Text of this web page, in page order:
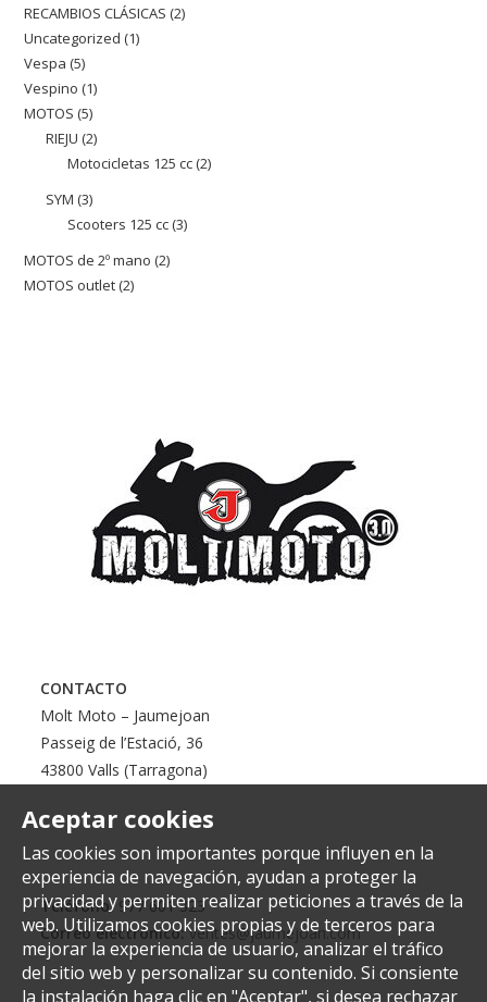
productos
RECAMBIOS CLÁSICAS 22
Uncategorized 11
Vespa 55
productos
Vespino 11
MOTOS 55
productos
RIEJU 22
productos
Motocicletas 125 cc 22
SYM 33
productos
Scooters 125 cc 33
MOTOS de 2º mano 22
MOTOS outlet 22
Aceptar cookies
Las cookies son importantes porque influyen en la
experiencia de navegación, ayudan a proteger la
privacidad y permiten realizar peticiones a través de la
web. Utilizamos cookies propias y de terceros para
mejorar la experiencia de usuario, analizar el tráfico
del sitio web y personalizar su contenido. Si consiente
la instalación haga clic en "Aceptar", si desea rechazar
CONTACTO
Molt Moto – Jaumejoan
Passeig de l’Estació, 36
43800 Valls (Tarragona)
Teléfono:977 601 323
Correo electrónico: ventes@jaumejoan.com